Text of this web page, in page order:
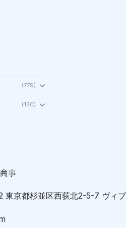
(779)
(130)
事
京都杉並区西荻北2-5-7 ヴィブ